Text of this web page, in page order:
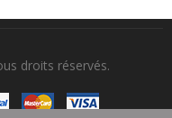
droits réservés.